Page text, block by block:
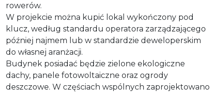
rowerów.
W projekcie można kupić lokal wykończony pod
klucz, według standardu operatora zarządzającego
później najmem lub w standardzie deweloperskim
do własnej aranżacji.
Budynek posiadać będzie zielone ekologiczne
dachy, panele fotowoltaiczne oraz ogrody
deszczowe. W częściach wspólnych zaprojektowano